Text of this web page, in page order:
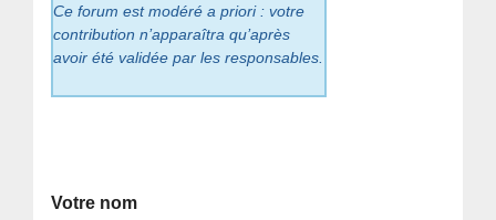
Ce forum est modéré a priori : votre
contribution n’apparaîtra qu’après
avoir été validée par les responsables.
Votre nom